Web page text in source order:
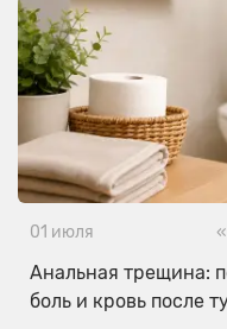
01 июля
Анальная трещина:
боль и кровь после